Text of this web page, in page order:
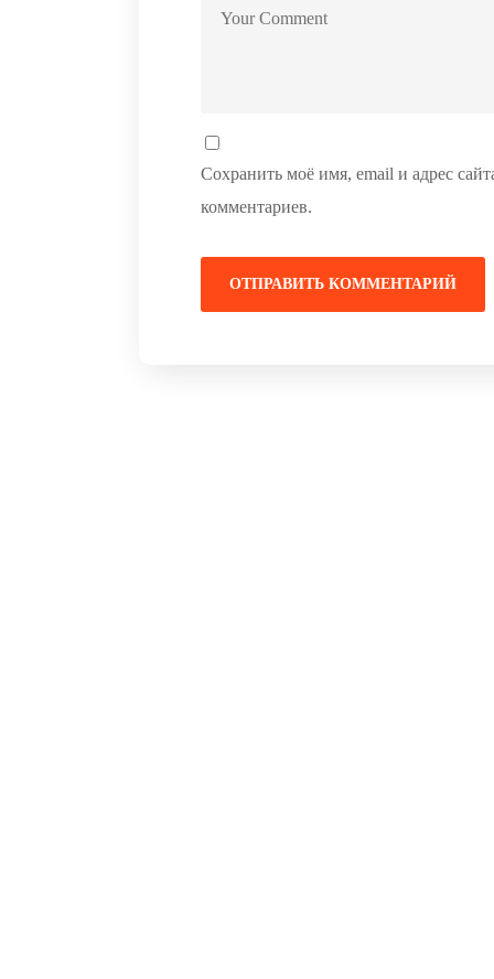
Сохранить моё имя, email и адрес
комментариев.